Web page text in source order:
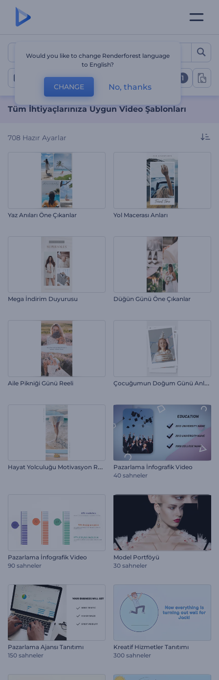
Tüm İhtiyaçlarınıza
Tüm Şablonlar 1
Tüm İhtiyaçlarınıza Uygun Video Şablonları
708 Hazır Ayarlar
Yaz Anıları Öne Çıkanlar Yol Macerası Anları
Mega İndirim Duyurusu Düğün Günü Öne Çıkanlar
Aile Pikniği Günü Reeli Ç
ocuğumun Doğum Günü Anları
H
ayat Yolculuğu Motivasyon Reeli
Pazarlama İnfografik Video
40 sahneler
Pazarlama İnfografik Video
90 sahneler
Model Portföyü
30 sahneler
Pazarlama Ajansı Tanıtımı
150 sahneler
Kreatif Hizmetler Tanıtımı
300 sahneler
Would you like to change Renderforest language
to English?
CHANGE No, thanks